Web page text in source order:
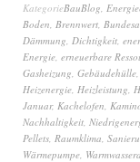
KategorieBauBlog,
Boden, Brennwert,
Dämmung, Dichtigkeit,
Energie, erneuerbare
Gasheizung, Gebäudehülle,
Heizenergie, Heizleistung,
Januar, Kachelofen,
Nachhaltigkeit,
Pellets, Raumklima,
Wärmepumpe,